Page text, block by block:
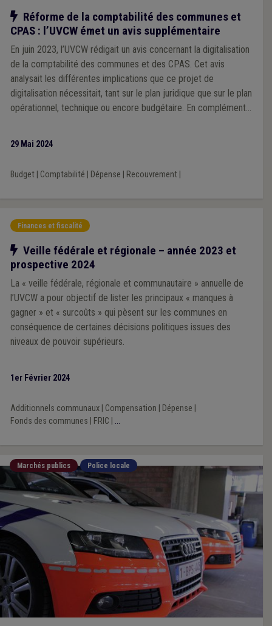
Notre action
Réforme de la comptabilité des communes et
CPAS : l’UVCW émet un avis supplémentaire
En juin 2023, l’UVCW rédigait un avis concernant la digitalisation
de la comptabilité des communes et des CPAS. Cet avis
analysait les différentes implications que ce projet de
digitalisation nécessitait, tant sur le plan juridique que sur le plan
opérationnel, technique ou encore budgétaire. En complément
réglementation plus avant en termes de simplification
29 Mai 2024
Budget| Comptabilité Dépense Recouvrement|
Finances et fiscalité
Notre action
Veille fédérale et régionale – année 2023 et
prospective 2024
La « veille fédérale, régionale et communautaire » annuelle de
l’UVCW a pour objectif de lister les principaux « manques à
gagner » et « surcoûts » qui pèsent sur les communes en
conséquence de certaines décisions politiques issues des
niveaux de pouvoir supérieurs.
1er Février 2024
Additionnels communaux| Compensation Dépense
Fonds des communes
FRIC ...
Marchés publics Police locale